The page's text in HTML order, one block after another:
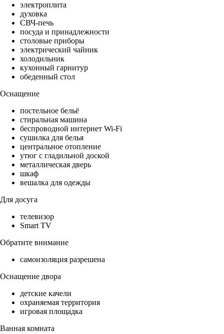
электроплита
духовка
СВЧ-печь
посуда и принадлежности
столовые приборы
электрический чайник
холодильник
кухонный гарнитур
обеденный стол
Оснащение
постельное бельё
стиральная машина
беспроводной интернет Wi-Fi
сушилка для белья
центральное отопление
утюг с гладильной доской
металлическая дверь
шкаф
вешалка для одежды
Для досуга
телевизор
Smart TV
Обратите внимание
самоизоляция разрешена
Оснащение двора
детские качели
охраняемая территория
игровая площадка
Ванная комната